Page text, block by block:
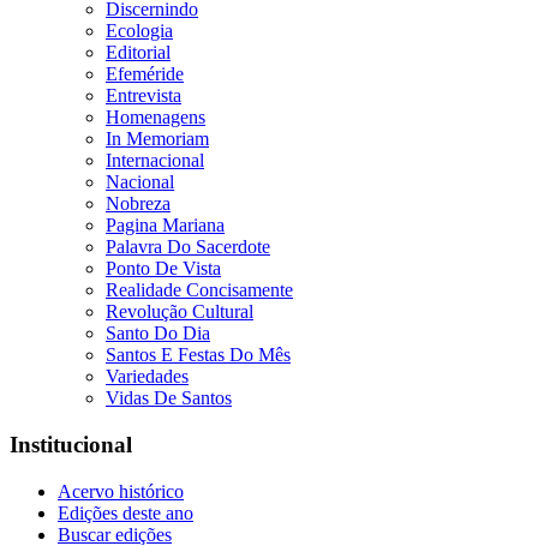
Discernindo
Ecologia
Editorial
Efeméride
Entrevista
Homenagens
In Memoriam
Internacional
Nacional
Nobreza
Pagina Mariana
Palavra Do Sacerdote
Ponto De Vista
Realidade Concisamente
Revolução Cultural
Santo Do Dia
Santos E Festas Do Mês
Variedades
Vidas De Santos
Institucional
Acervo histórico
Edições deste ano
Buscar edições